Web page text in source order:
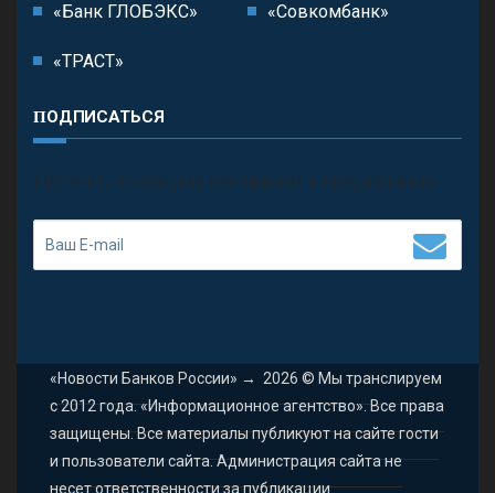
«Банк ГЛОБЭКС» «Совкомбанк»
«ТРАСТ»
ПОДПИСАТЬСЯ
П олучить последние обновления и предложения.
«Новости Банков России» → 2026 © Мы транслируем
с 2012 года. «Информационное агентство». Все права
защищены. Все материалы публикуют на сайте гости
и пользователи сайта. Администрация сайта не
несет ответственности за публикации.